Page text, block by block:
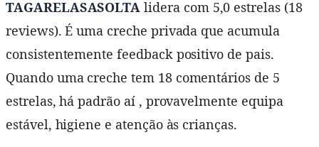
TAGARELASASOLTA lidera com 5,0 estrelas (18
reviews). É uma creche privada que acumula
consistentemente feedback positivo de pais.
Quando uma creche tem 18 comentários de 5
estrelas, há padrão aí , provavelmente equipa
estável, higiene e atenção às crianças.